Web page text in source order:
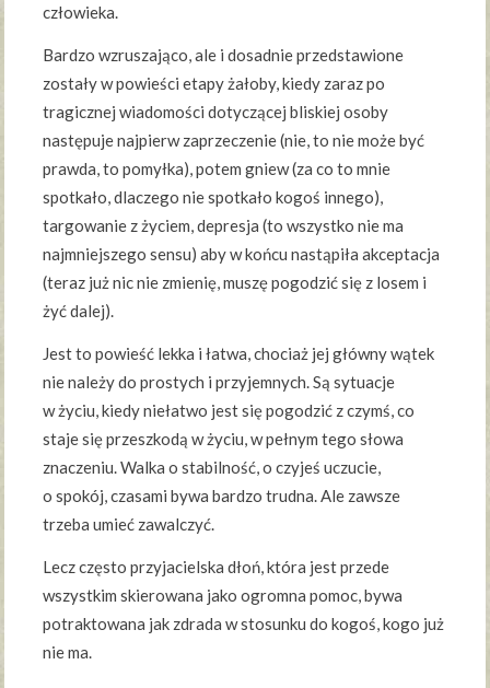
człowieka.
Bardzo wzruszająco, ale i dosadnie przedstawione
zostały w powieści etapy żałoby, kiedy zaraz po
tragicznej wiadomości dotyczącej bliskiej osoby
następuje najpierw zaprzeczenie (nie, to nie może być
prawda, to pomyłka), potem gniew (za co to mnie
spotkało, dlaczego nie spotkało kogoś innego),
targowanie z życiem, depresja (to wszystko nie ma
najmniejszego sensu) aby w końcu nastąpiła akceptacja
(teraz już nic nie zmienię, muszę pogodzić się z losem i
żyć dalej).
Jest to powieść lekka i łatwa, chociaż jej główny wątek
nie należy do prostych i przyjemnych. Są sytuacje
w życiu, kiedy niełatwo jest się pogodzić z czymś, co
staje się przeszkodą w życiu, w pełnym tego słowa
znaczeniu. Walka o stabilność, o czyjeś uczucie,
o spokój, czasami bywa bardzo trudna. Ale zawsze
trzeba umieć zawalczyć.
Lecz często przyjacielska dłoń, która jest przede
wszystkim skierowana jako ogromna pomoc, bywa
potraktowana jak zdrada w stosunku do kogoś, kogo już
nie ma.